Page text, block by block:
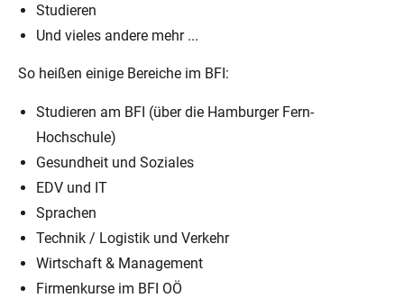
Studieren
Und vieles andere mehr ...
So heißen einige Bereiche im BFI:
Studieren am BFI (über die Hamburger Fern-
Hochschule)
Gesundheit und Soziales
EDV und IT
Sprachen
Technik / Logistik und Verkehr
Wirtschaft & Management
Firmenkurse im BFI OÖ